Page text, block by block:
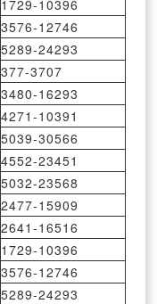
1729-10396
3576-12746
5289-24293
377-3707
3480-16293
4271-10391
5039-30566
4552-23451
5032-23568
2477-15909
2641-16516
1729-10396
3576-12746
5289-24293